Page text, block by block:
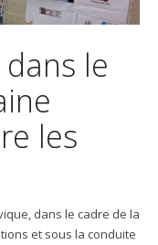
dans le
les
dans le cadre de la
et sous la conduite